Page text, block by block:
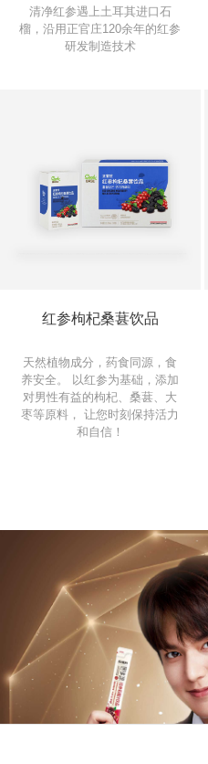
清净红参遇上土耳其进口石
榴，沿用正官庄120余年的红参
研发制造技术
红参枸杞桑葚饮品
天然植物成分，药食同源，食
养安全。 以红参为基础，添加
对男性有益的枸杞、桑葚、大
枣等原料， 让您时刻保持活力
和自信！